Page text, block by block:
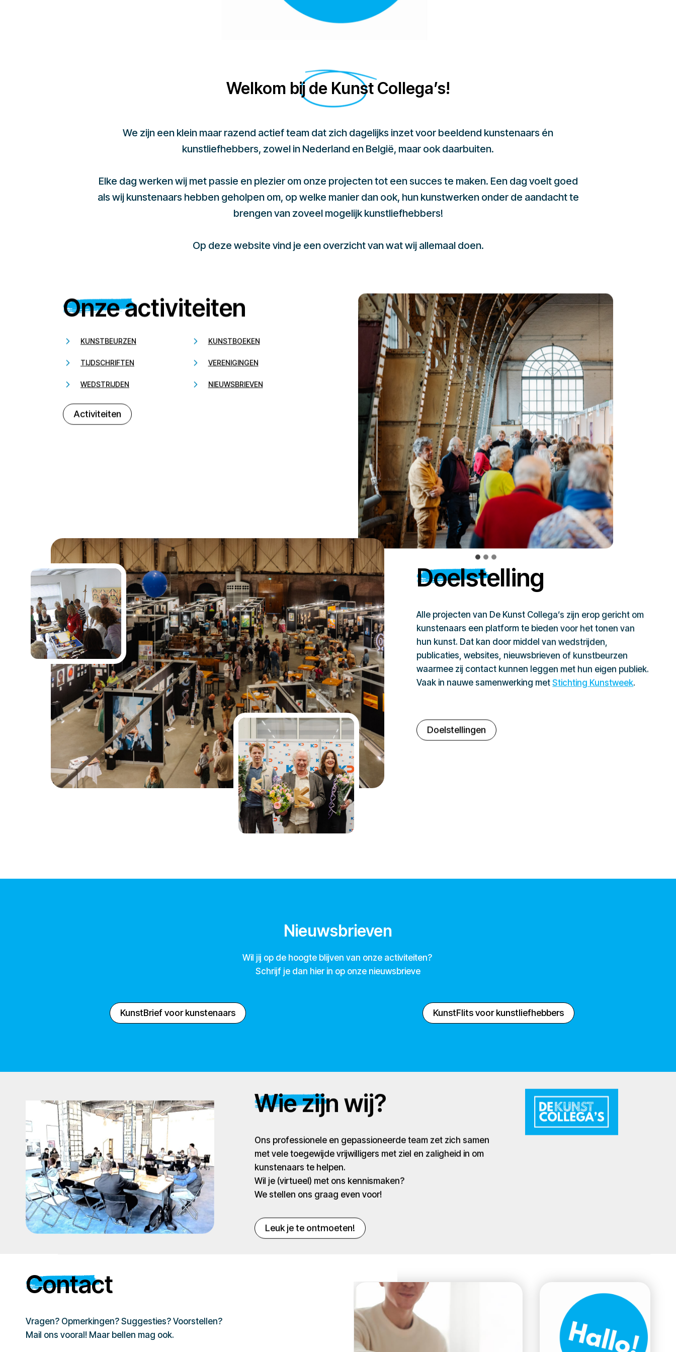
Welkom bij de Kunst Collega’s!
We zijn een klein maar razend actief team dat zich dagelijks inzet voor beeldend kunstenaars én
kunstliefhebbers, zowel in Nederland en België, maar ook daarbuiten.
Elke dag werken wij met passie en plezier om onze projecten tot een succes te maken. Een dag voelt goed
als wij kunstenaars hebben geholpen om, op welke manier dan ook, hun kunstwerken onder de aandacht te
brengen van zoveel mogelijk kunstliefhebbers!
Op deze website vind je een overzicht van wat wij allemaal doen.
Onze activiteiten
KUNSTBEURZEN KUNSTBOEKEN
TIJDSCHRIFTEN VERENIGINGEN
WEDSTRIJDEN NIEUWSBRIEVEN
Activiteiten
Doelstelling
Alle projecten van De Kunst Collega’s zijn erop gericht om
kunstenaars een platform te bieden voor het tonen van
hun kunst. Dat kan door middel van wedstrijden,
publicaties, websites, nieuwsbrieven of kunstbeurzen
waarmee zij contact kunnen leggen met hun eigen publiek.
Vaak in nauwe samenwerking metStichting Kunstweek.
Doelstellingen
Nieuwsbrieven
Wil jij op de hoogte blijven van onze activiteiten?
Schrijf je dan hier in op onze nieuwsbrieve
KunstBrief voor kunstenaars KunstFlits voor kunstliefhebbers
Wie zijn wij?
Ons professionele en gepassioneerde team zet zich samen
met vele toegewijde vrijwilligers met ziel en zaligheid in om
kunstenaars te helpen.
Wil je (virtueel) met ons kennismaken?
We stellen ons graag even voor!
Leuk je te ontmoeten!
Contact
Vragen? Opmerkingen? Suggesties? Voorstellen?
Mail ons vooral! Maar bellen mag ook.